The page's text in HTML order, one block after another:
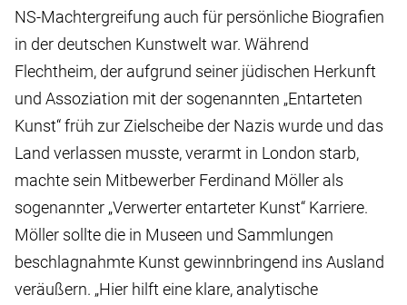
NS-Machtergreifung auch für persönliche Biografien
in der deutschen Kunstwelt war. Während
Flechtheim, der aufgrund seiner jüdischen Herkunft
und Assoziation mit der sogenannten „Entarteten
Kunst“ früh zur Zielscheibe der Nazis wurde und das
Land verlassen musste, verarmt in London starb,
machte sein Mitbewerber Ferdinand Möller als
sogenannter „Verwerter entarteter Kunst“ Karriere.
Möller sollte die in Museen und Sammlungen
beschlagnahmte Kunst gewinnbringend ins Ausland
veräußern. „Hier hilft eine klare, analytische